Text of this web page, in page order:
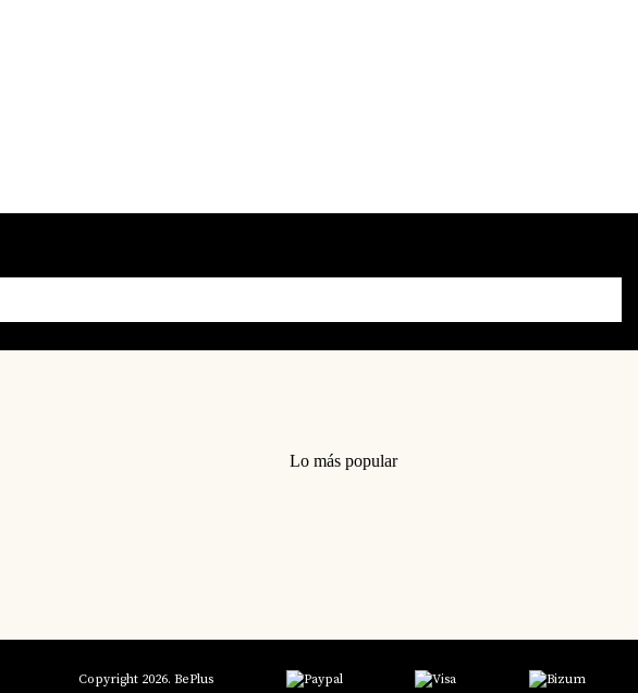
Lo más popular
Copyright 2026. BePlus